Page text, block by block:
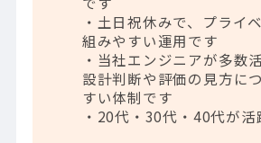
・土日祝休みで、プライ
組みやすい運用です
・当社エンジニアが多数
設計判断や評価の見方に
すい体制です
・20代・30代・40代が